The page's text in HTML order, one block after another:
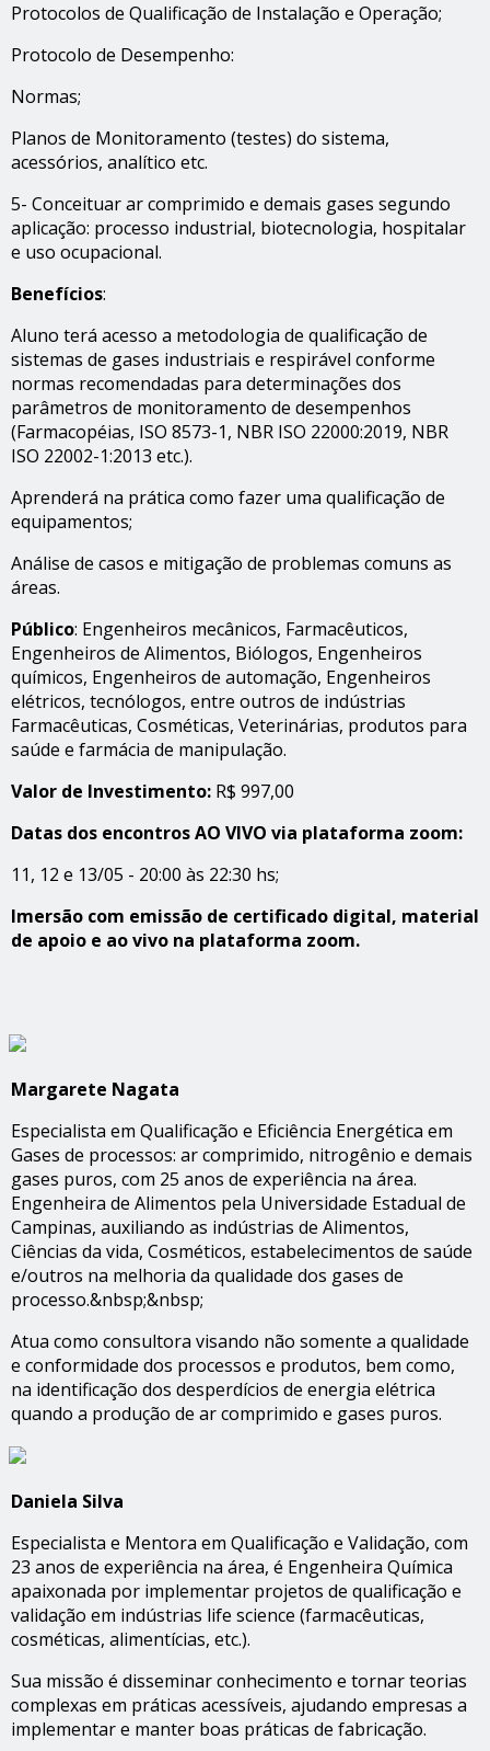
Protocolos de Qualificação de Instalação e Operação;
Protocolo de Desempenho:
Normas;
Planos de Monitoramento (testes) do sistema,
acessórios, analítico etc.
5- Conceituar ar comprimido e demais gases segundo
aplicação: processo industrial, biotecnologia, hospitalar
e uso ocupacional.
Benefícios:
Aluno terá acesso a metodologia de qualificação de
sistemas de gases industriais e respirável conforme
normas recomendadas para determinações dos
parâmetros de monitoramento de desempenhos
(Farmacopéias, ISO 8573-1, NBR ISO 22000:2019, NBR
ISO 22002-1:2013 etc.).
Aprenderá na prática como fazer uma qualificação de
equipamentos;
Análise de casos e mitigação de problemas comuns as
áreas.
Público: Engenheiros mecânicos, Farmacêuticos,
Engenheiros de Alimentos, Biólogos, Engenheiros
químicos, Engenheiros de automação, Engenheiros
elétricos, tecnólogos, entre outros de indústrias
Farmacêuticas, Cosméticas, Veterinárias, produtos para
saúde e farmácia de manipulação.
Valor de Investimento: R$ 997,00
Datas dos encontros AO VIVO via plataforma zoom:
11, 12 e 13/05 - 20:00 às 22:30 hs;
Imersão com emissão de certificado digital, material
de apoio e ao vivo na plataforma zoom.
Margarete Nagata
Especialista em Qualificação e Eficiência Energética em
Gases de processos: ar comprimido, nitrogênio e demais
gases puros, com 25 anos de experiência na área.
Engenheira de Alimentos pela Universidade Estadual de
Campinas, auxiliando as indústrias de Alimentos,
Ciências da vida, Cosméticos, estabelecimentos de saúde
e/outros na melhoria da qualidade dos gases de
processo.&nbsp;&nbsp;
Atua como consultora visando não somente a qualidade
e conformidade dos processos e produtos, bem como,
na identificação dos desperdícios de energia elétrica
quando a produção de ar comprimido e gases puros.
Daniela Silva
Especialista e Mentora em Qualificação e Validação, com
23 anos de experiência na área, é Engenheira Química
apaixonada por implementar projetos de qualificação e
validação em indústrias life science (farmacêuticas,
cosméticas, alimentícias, etc.).
Sua missão é disseminar conhecimento e tornar teorias
complexas em práticas acessíveis, ajudando empresas a
implementar e manter boas práticas de fabricação.